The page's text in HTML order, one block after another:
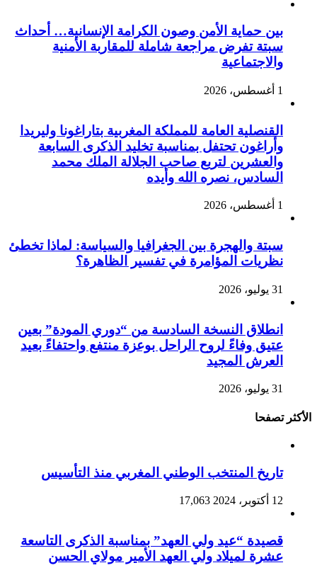
بين حماية الأمن وصون الكرامة الإنسانية… أحداث
سبتة تفرض مراجعة شاملة للمقاربة الأمنية
والاجتماعية
1 أغسطس، 2026
القنصلية العامة للمملكة المغربية بتاراغونا وليريدا
وأراغون تحتفل بمناسبة تخليد الذكرى السابعة
والعشرين لتربع صاحب الجلالة الملك محمد
السادس، نصره الله وأيده
1 أغسطس، 2026
سبتة والهجرة بين الجغرافيا والسياسة: لماذا تخطئ
نظريات المؤامرة في تفسير الظاهرة؟
31 يوليو، 2026
انطلاق النسخة السادسة من “دوري المودة” بعين
عتيق وفاءً لروح الراحل بوعزة منتفع واحتفاءً بعيد
العرش المجيد
31 يوليو، 2026
الأكثر تصفحا
تاريخ المنتخب الوطني المغربي منذ التأسيس
12 أكتوبر، 2024 17,063
قصيدة “عيد ولي العهد” بمناسبة الذكرى التاسعة
عشرة لميلاد ولي العهد الأمير مولاي الحسن